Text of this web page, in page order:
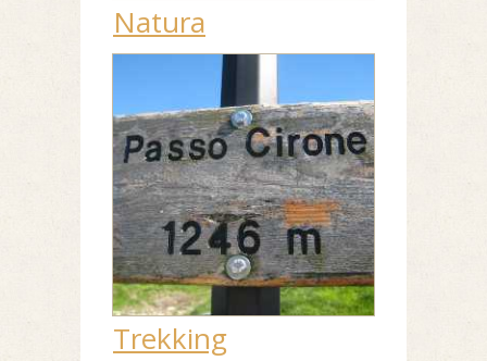
Natura
Trekking